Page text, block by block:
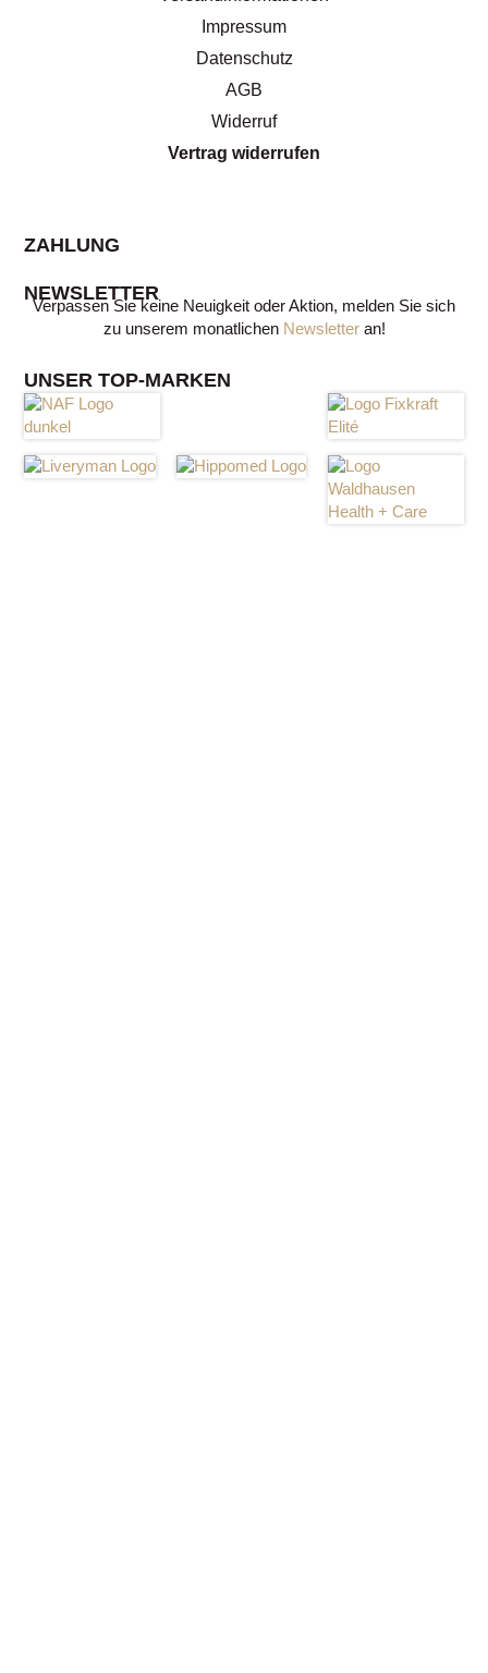
Impressum
Datenschutz
AGB
Widerruf
Vertrag widerrufen
ZAHLUNG
NEWSLETTER
Verpassen Sie keine Neuigkeit oder Aktion, melden Sie sich
zu unserem monatlichen Newsletteran!
UNSER TOP-MARKEN